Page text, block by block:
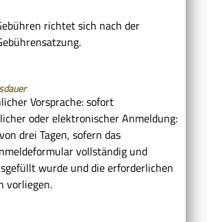
richtet sich nach der
Vorsprache: sofort
oder elektronischer Anmeldung:
drei Tagen, sofern das
vollständig und
wurde und die erforderlichen
vorliegen.